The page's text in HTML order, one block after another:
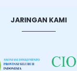
JARINGAN KAMI